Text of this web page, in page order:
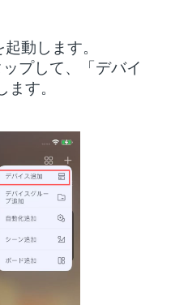
動します。
プして、「デバイ
ます。